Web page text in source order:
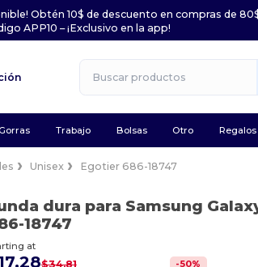
Obtén 10$ de descuento en compras de
APP10 – ¡Exclusivo en la app!
Gorras Trabajo Bolsas Otro
Unisex Egotier 686-18747
dura para Samsung
18747
at
$34.81 -50%